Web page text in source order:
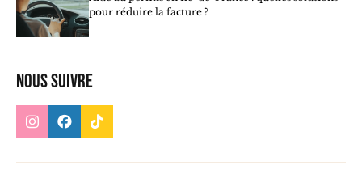
pour réduire la facture ?
Nous suivre